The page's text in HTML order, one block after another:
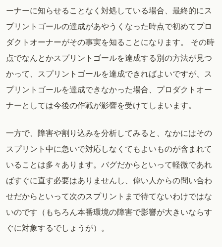
ーナーに知らせることなく対処している場合、最終的にス
プリントゴールの達成があやうくなった時点で初めてプロ
ダクトオーナーがその事実を知ることになります。 その時
点でなんとかスプリントゴールを達成する別の方法が見つ
かって、スプリントゴールを達成できればよいですが、ス
プリントゴールを達成できなかった場合、プロダクトオー
ナーとしては今後の作戦が影響を受けてしまいます。
一方で、障害や割り込みを分析してみると、なかにはその
スプリント中に急いで対応しなくてもよいものが含まれて
いることは多々あります。バグだからといって軽微であれ
ばすぐに直す必要はありませんし、偉い人からの問い合わ
せだからといって次のスプリントまで待てないわけではな
いのです（もちろん本番環境の障害で影響が大きいならす
ぐに対象するでしょうが）。